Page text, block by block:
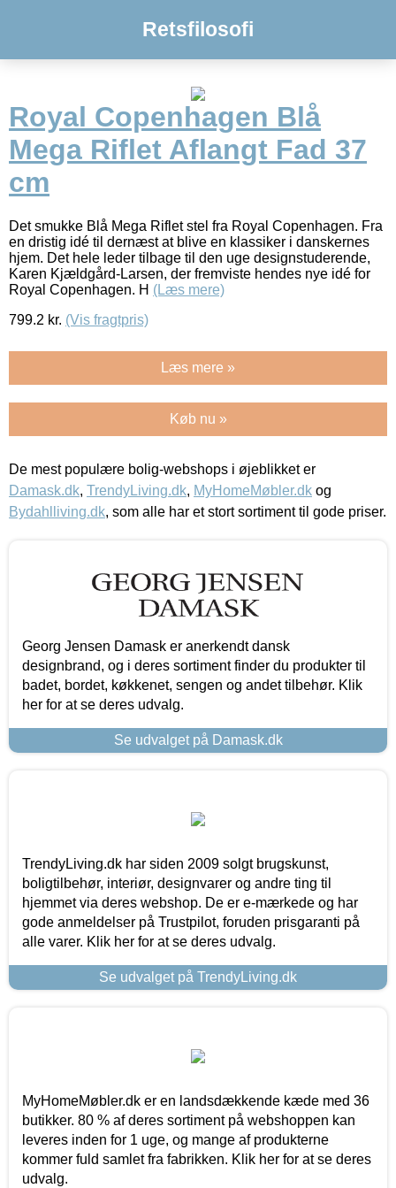
Retsfilosofi
Royal Copenhagen Blå
Mega Riflet Aflangt Fad 37
cm
Det smukke Blå Mega Riflet stel fra Royal Copenhagen. Fra
en dristig idé til dernæst at blive en klassiker i danskernes
hjem. Det hele leder tilbage til den uge designstuderende,
Karen Kjældgård-Larsen, der fremviste hendes nye idé for
Royal Copenhagen. H (Læs mere)
799.2 kr. (Vis fragtpris)
Læs mere »
Køb nu »
De mest populære bolig-webshops i øjeblikket er
Damask.dk, TrendyLiving.dk, MyHomeMøbler.dk og
Bydahlliving.dk, som alle har et stort sortiment til gode priser.
Georg Jensen Damask er anerkendt dansk
designbrand, og i deres sortiment finder du produkter til
badet, bordet, køkkenet, sengen og andet tilbehør. Klik
her for at se deres udvalg.
Se udvalget på Damask.dk
TrendyLiving.dk har siden 2009 solgt brugskunst,
boligtilbehør, interiør, designvarer og andre ting til
hjemmet via deres webshop. De er e-mærkede og har
gode anmeldelser på Trustpilot, foruden prisgaranti på
alle varer. Klik her for at se deres udvalg.
Se udvalget på TrendyLiving.dk
MyHomeMøbler.dk er en landsdækkende kæde med 36
butikker. 80 % af deres sortiment på webshoppen kan
leveres inden for 1 uge, og mange af produkterne
kommer fuld samlet fra fabrikken. Klik her for at se deres
udvalg.